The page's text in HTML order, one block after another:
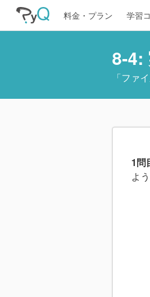
料金・プラン 学習
8-4:
「ファ
1問
よう